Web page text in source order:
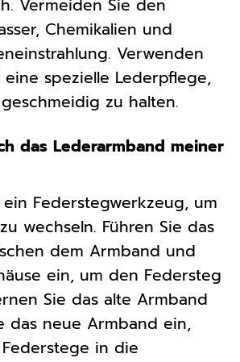
Vermeiden Sie den
Chemikalien und
Verwenden
spezielle Lederpflege,
zu halten.
das Lederarmband meiner
Federstegwerkzeug, um
wechseln. Führen Sie das
dem Armband und
ein, um den Federsteg
Sie das alte Armband
das neue Armband ein,
in die